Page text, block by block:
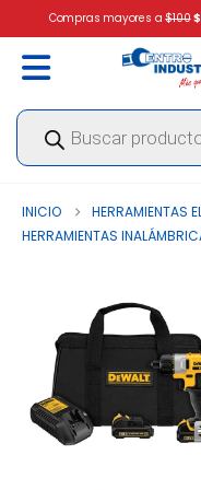
Compras mayores a$100
Búsqueda
productos
INICIO
HERRAMIENTAS
HERRAMIENTAS